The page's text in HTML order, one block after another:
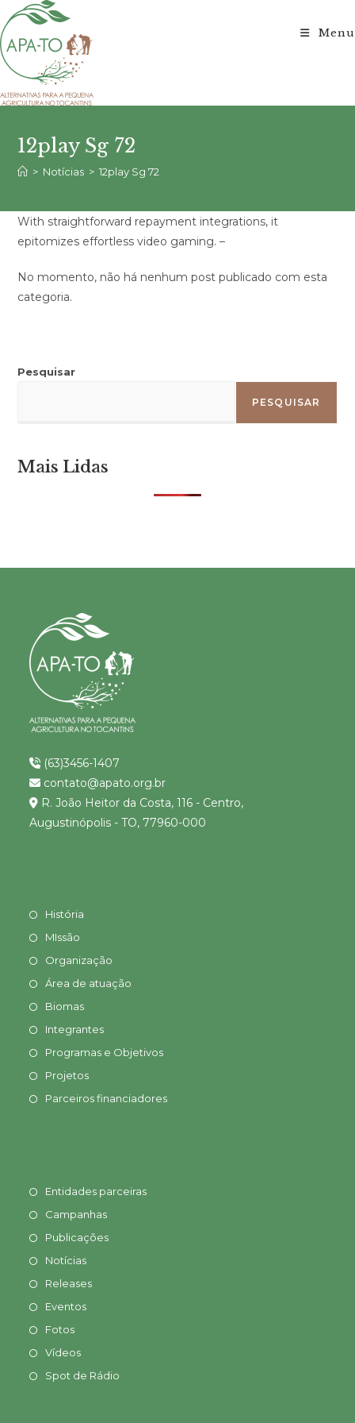
para
o
conteúdo
Menu
12play Sg 72
> Notícias > 12play Sg 72
With straightforward repayment integrations, it
epitomizes effortless video gaming. –
No momento, não há nenhum post publicado com esta
categoria.
Pesquisar
PESQUISAR
Mais Lidas
(63)3456-1407
contato@apato.org.br
R. João Heitor da Costa, 116 - Centro,
Augustinópolis - TO, 77960-000
História
MIssão
Organização
Área de atuação
Biomas
Integrantes
Programas e Objetivos
Projetos
Parceiros financiadores
Entidades parceiras
Campanhas
Publicações
Notícias
Releases
Eventos
Fotos
Vídeos
Spot de Rádio